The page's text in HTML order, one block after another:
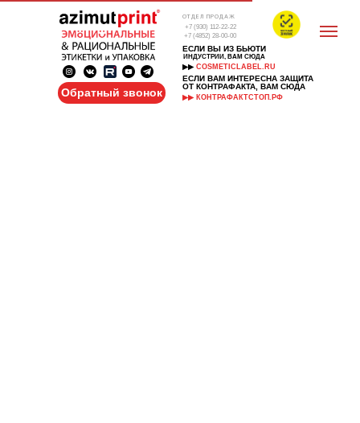
+7 (4852) 28-00-00
Обратный звонок
+7 (930) 112-22-22
ОТДЕЛ ПРОДАЖ
ИНДУСТРИИ, ВАМ СЮДА
ЕСЛИ ВЫ ИЗ БЬЮТИ
▶▶ COSMETICLABEL.RU
ЕСЛИ ВАМ ИНТЕРЕСНА ЗАЩИТА
ОТ КОНТРАФАКТА, ВАМ СЮДА
▶▶ КОНТРАФАКТСТОП.РФ